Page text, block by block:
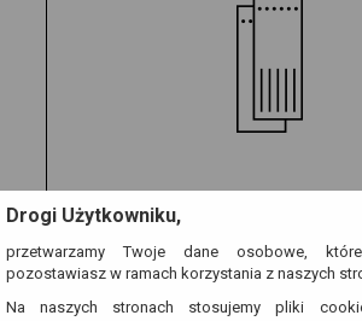
Drogi Użytkowniku,
przetwarzamy Twoje dane osobowe,
pozostawiasz w ramach korzystania z naszych
Na naszych stronach stosujemy pliki